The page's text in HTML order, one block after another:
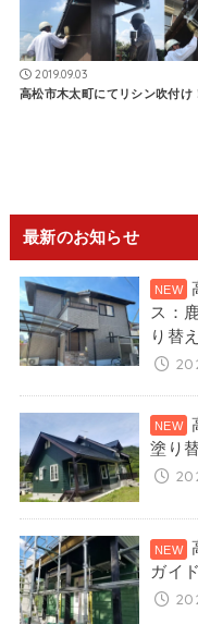
2019.09.03
高松市木太町にてリシン吹付け
最新のお知らせ
ス：
り替
塗り
ガイ